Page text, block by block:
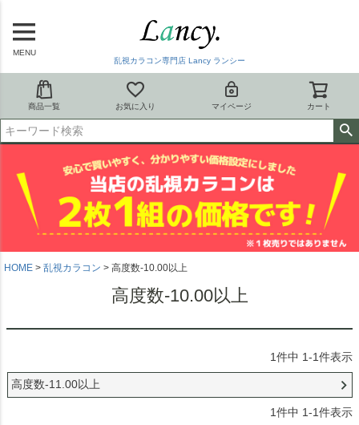
MENU
乱視カラコン専門店 Lancy ランシー
商品一覧 お気に入り マイページ カート
HOME 乱視カラコン 高度数-10.00以上
高度数-10.00以上
1件中 1-1件表示
高度数-11.00以上
1件中 1-1件表示